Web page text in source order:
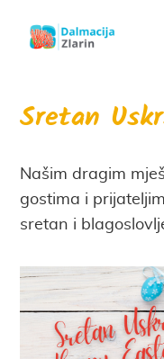
Sretan
Našim dragim
gostima i
sretan i